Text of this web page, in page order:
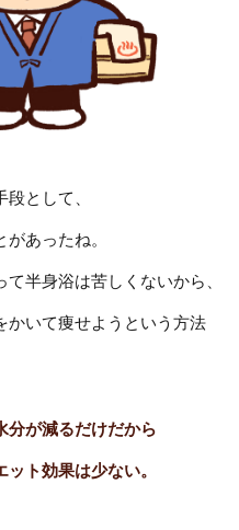
として、
あったね。
半身浴は苦しくないから、
かいて痩せようという方法
分が減るだけだから
ト効果は少ない。